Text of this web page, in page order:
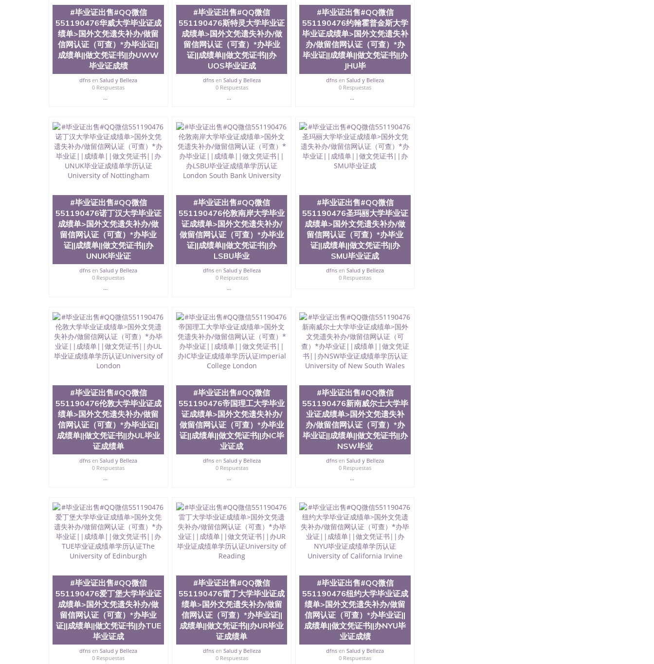
University）圣何塞州立大学成绩单（San Jose State University）圣何塞州立大学成绩单（ San Jose State
University）圣何塞州立大学成绩单（San Jose State University）成绩单圣何塞州立大学文凭（San Jose
State University）圣何塞州立大学（San Jose State University）圣何塞州立大学（San Jose State
University）圣何塞州立大学（ San Jose State University）圣何塞州立大学（San Jose State University）
圣何塞州立大学文凭（San Jose State University）圣何塞州立大学文凭（San Jose State University）文凭
圣何塞州立大学文凭（San Jose State University）圣何塞州立大学学历（ San Jose State University）圣何
塞州立大学学历（San Jose State University）圣何塞州立大学学历（San Jose State University）圣 塞州立
大学学历（San Jose State University）圣何塞州立大学（San Jose State University）圣何塞州立大学
（San Jose State University）圣何塞州立大学（San Jose State University）圣何塞州立大学（San Jose
State University）圣何塞州立大学学位证（San Jose State University）圣何塞州立大学学位证（San Jose
State University）圣何塞州立大学学位证（San Jose State University）圣何塞州立大学（San Jose State
立大学学位证（San Jose State University）圣何塞州立大学结业证（San Jose State University）圣何塞州
立大学结业证（San Jose State University）圣何塞州立大学结业证（San Jose State University）圣何塞州
立大学学位证（San Jose State University）圣何塞州立大学学位证（San Jose State University）圣何塞州
立大学学历证书（San Jose State University）圣何塞州立大学学历证书（San Jose State University）圣何
塞州立大学学历证书（San Jose State University）澳洲读书未毕业找人做文凭学位qq微信551190476澳洲
读CQU中央昆士兰大学学历 绩单购买学位证书/澳洲读本科硕士做文凭/购买澳洲大学毕业证成绩单假文凭
央昆士兰大学学历成绩单购买学位证书/澳洲读本科硕士做文凭/购买澳洲大学毕业证成绩单假文凭学历#毕
业证出售#QQ微信551190476墨尔本皇家理工大学毕业证成绩单>国外文凭遗失补办/做留信网认证（可
查）*办毕业证||成绩单||做文凭证书||办RMIT毕业证成绩单学历认证The University of Newcastle
#毕业证出售#QQ微信
551190476华威大学毕业证成
绩单>国外文凭遗失补办/做留
信网认证（可查）*办毕业证||
成绩单||做文凭证书||办UWW
毕业证成绩
dfns enSalud y Belleza
0 Respuestas
...
#毕业证出售#QQ微信
551190476斯特灵大学毕业证
成绩单>国外文凭遗失补办/做
留信网认证（可查）*办毕业
证||成绩单||做文凭证书||办
UOS毕业证成
dfnsen Salud y Belleza
0 Respuestas
...
#毕业证出售#QQ微信
551190476约翰霍普金斯大学
毕业证成绩单>国外文凭遗失补
办/做留信网认证（可查）*办
毕业证||成绩单||做文凭证书||办
JHU毕
dfns enSalud y Belleza
0 Respuestas
...
#毕业证出售#QQ微信
551190476诺丁汉大学毕业证
成绩单>国外文凭遗失补办/做
留信网认证（可查）*办毕业
证||成绩单||做文凭证书||办
UNUK毕业证
dfns enSalud y Belleza
0 Respuestas
...
#毕业证出售#QQ微信
551190476伦敦南岸大学毕业
证成绩单>国外文凭遗失补办/
做留信网认证（可查）*办毕业
证||成绩单||做文凭证书||办
LSBU毕业
dfnsen Salud y Belleza
0 Respuestas
...
#毕业证出售#QQ微信
551190476圣玛丽大学毕业证
成绩单>国外文凭遗失补办/做
留信网认证（可查）*办毕业
证||成绩单||做文凭证书||办
SMU毕业证成
dfns enSalud y Belleza
0 Respuestas
#毕业证出售#QQ微信
551190476伦敦大学毕业证成
绩单>国外文凭遗失补办/做留
信网认证（可查）*办毕业证||
成绩单||做文凭证书||办UL毕业
证成绩单
dfns enSalud y Belleza
0 Respuestas
...
#毕业证出售#QQ微信
551190476帝国理工大学毕业
证成绩单>国外文凭遗失补办/
做留信网认证（可查）*办毕业
证||成绩单||做文凭证书||办IC毕
业证成
dfnsen Salud y Belleza
0 Respuestas
...
#毕业证出售#QQ微信
551190476新南威尔士大学毕
业证成绩单>国外文凭遗失补
办/做留信网认证（可查）*办
毕业证||成绩单||做文凭证书||办
NSW毕业
dfns enSalud y Belleza
0 Respuestas
...
#毕业证出售#QQ微信
551190476爱丁堡大学毕业证
成绩单>国外文凭遗失补办/做
留信网认证（可查）*办毕业
证||成绩单||做文凭证书||办TUE
毕业证成
dfns enSalud y Belleza
0 Respuestas
#毕业证出售#QQ微信
551190476雷丁大学毕业证成
绩单>国外文凭遗失补办/做留
信网认证（可查）*办毕业证||
成绩单||做文凭证书||办UR毕业
证成绩单
dfnsen Salud y Belleza
0 Respuestas
#毕业证出售#QQ微信
551190476纽约大学毕业证成
绩单>国外文凭遗失补办/做留
信网认证（可查）*办毕业证||
成绩单||做文凭证书||办NYU毕
业证成绩
dfns enSalud y Belleza
0 Respuestas